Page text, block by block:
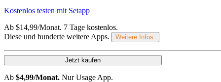
Kostenlos testen mit Setapp
Ab $14,99/Monat. 7 Tage kostenlos.
Diese und hunderte weitere Apps.
Weitere Infos.
Jetzt kaufen
Ab $4,99/Monat. Nur Usage App.